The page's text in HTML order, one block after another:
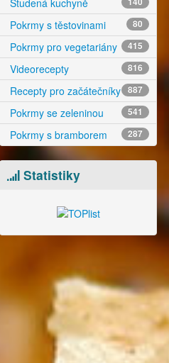
Studená kuchyně
Pokrmy s těstovinami 80
Pokrmy pro vegetariány 415
Videorecepty 816
Recepty pro začátečníky 887
Pokrmy se zeleninou 541
Pokrmy s bramborem 287
Statistiky